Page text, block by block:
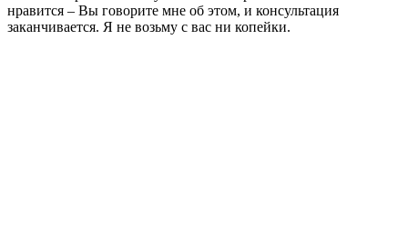
нравится – Вы говорите мне об этом, и консультация
заканчивается. Я не возьму с вас ни копейки.